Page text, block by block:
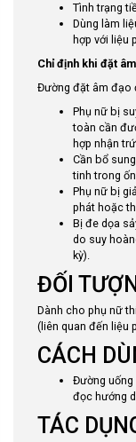
Tình trạng
Dùng làm
hợp với liệu
Chỉ định khi đặt
Đường đặt âm đạo
Phụ nữ bị
toàn cần
hợp nhận
Cần bổ
tinh trong
Phụ nữ bị
phát hoặc
Bị đe dọa
do suy
kỳ).
ĐỐI
Dành cho phụ nữ
(liên quan đến liệu
CÁCH
Đường
đọc hướng
TÁC